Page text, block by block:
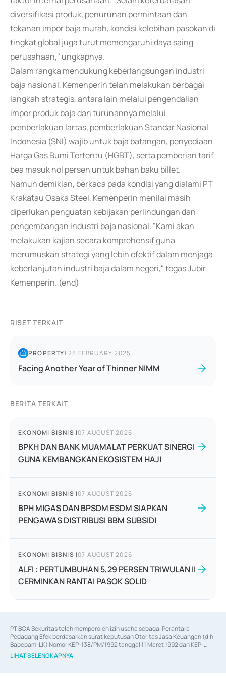
diversifikasi produk, penurunan permintaan dan
tekanan impor baja murah, kondisi kelebihan pasokan di
tingkat global juga turut memengaruhi daya saing
perusahaan," ungkapnya.
Dalam rangka mendukung keberlangsungan industri
baja nasional, Kemenperin telah melakukan berbagai
langkah strategis, antara lain melalui pengendalian
impor produk baja dan turunannya melalui
pemberlakuan lartas, pemberlakuan Standar Nasional
Indonesia (SNI) wajib untuk baja batangan, penyediaan
Harga Gas Bumi Tertentu (HGBT), serta pemberian tarif
bea masuk nol persen untuk bahan baku billet.
Namun demikian, berkaca pada kondisi yang dialami PT
Krakatau Osaka Steel, Kemenperin menilai masih
diperlukan penguatan kebijakan perlindungan dan
pengembangan industri baja nasional. "Kami akan
melakukan kajian secara komprehensif guna
merumuskan strategi yang lebih efektif dalam menjaga
keberlanjutan industri baja dalam negeri," tegas Jubir
Kemenperin. (end)
RISET TERKAIT
PROPERTY|28 FEBRUARY 2025
Facing Another Year of Thinner NIMM
BERITA TERKAIT
EKONOMI BISNIS |07 AUGUST 2026
BPKH DAN BANK MUAMALAT PERKUAT SINERGI
GUNA KEMBANGKAN EKOSISTEM HAJI
EKONOMI BISNIS |07 AUGUST 2026
BPH MIGAS DAN BPSDM ESDM SIAPKAN
PENGAWAS DISTRIBUSI BBM SUBSIDI
EKONOMI BISNIS |07 AUGUST 2026
ALFI : PERTUMBUHAN 5,29 PERSEN TRIWULAN II
CERMINKAN RANTAI PASOK SOLID
PT BCA Sekuritas telah memperoleh izin usaha sebagai Perantara
Pedagang Efek berdasarkan surat keputusan Otoritas Jasa Keuangan (d.h
Bapepam-LK) Nomor KEP-138/PM/1992 tanggal 11 Maret 1992 dan KEP-
06/D.04/2014 tanggal 28 Februari 2014, izin usaha sebagai Penjamin Emisi
Efek berdasarkan surat keputusan Otoritas Jasa Keuangan Nomor KEP-
LIHAT SELENGKAPNYA